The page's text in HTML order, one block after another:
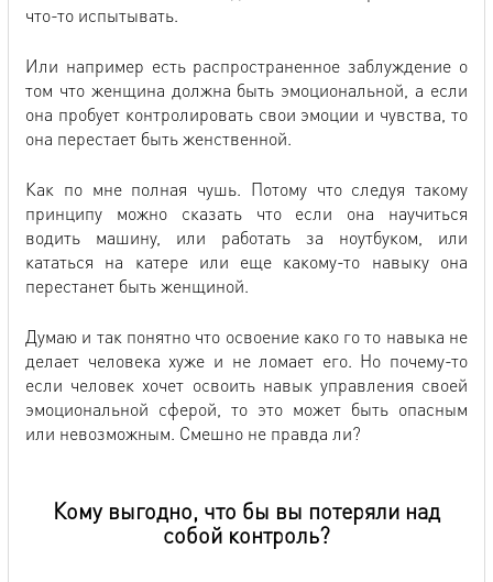
что-то испытывать.
Или например есть распространенное заблуждение о
том что женщина должна быть эмоциональной, а если
она пробует контролировать свои эмоции и чувства, то
она перестает быть женственной.
Как по мне полная чушь. Потому что следуя такому
принципу можно сказать что если она научиться
водить машину, или работать за ноутбуком, или
кататься на катере или еще какому-то навыку она
перестанет быть женщиной.
Думаю и так понятно что освоение како го то навыка не
делает человека хуже и не ломает его. Но почему-то
если человек хочет освоить навык управления своей
эмоциональной сферой, то это может быть опасным
или невозможным. Смешно не правда ли?
Кому выгодно, что бы вы потеряли над
собой контроль?